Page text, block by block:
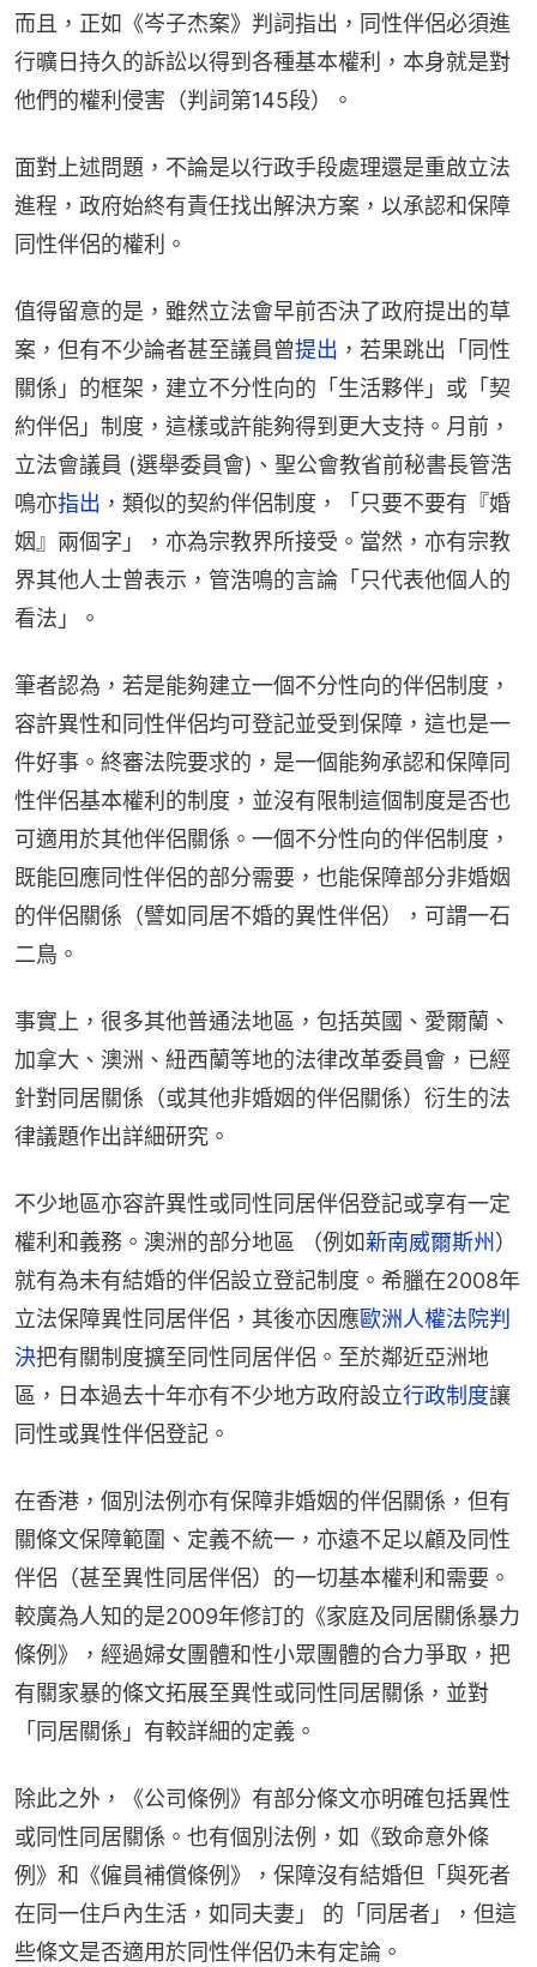
而且，正如《岑子杰案》判詞指出，同性伴侶必須進
行曠日持久的訴訟以得到各種基本權利，本身就是對
他們的權利侵害（判詞第145段）。
面對上述問題，不論是以行政手段處理還是重啟立法
進程，政府始終有責任找出解決方案，以承認和保障
同性伴侶的權利。
值得留意的是，雖然立法會早前否決了政府提出的草
案，但有不少論者甚至議員曾提出 ，若果跳出「同性
關係」的框架，建立不分性向的「生活夥伴」或「契
約伴侶」制度，這樣或許能夠得到更大支持。月前，
立法會議員 (選舉委員會)、聖公會教省前秘書長管浩
鳴亦指出 ，類似的契約伴侶制度，「只要不要有『婚
姻』兩個字」，亦為宗教界所接受。當然，亦有宗教
界其他人士曾表示，管浩鳴的言論「只代表他個人的
看法」。
筆者認為，若是能夠建立一個不分性向的伴侶制度，
容許異性和同性伴侶均可登記並受到保障，這也是一
件好事。終審法院要求的，是一個能夠承認和保障同
性伴侶基本權利的制度，並沒有限制這個制度是否也
可適用於其他伴侶關係。一個不分性向的伴侶制度，
既能回應同性伴侶的部分需要，也能保障部分非婚姻
的伴侶關係（譬如同居不婚的異性伴侶），可謂一石
二鳥。
事實上，很多其他普通法地區，包括英國、愛爾蘭、
加拿大、澳洲、紐西蘭等地的法律改革委員會，已經
針對同居關係（或其他非婚姻的伴侶關係）衍生的法
律議題作出詳細研究。
不少地區亦容許異性或同性同居伴侶登記或享有一定
權利和義務。澳洲的部分地區 （例如新南威爾斯州 ）
就有為未有結婚的伴侶設立登記制度。希臘在2008年
立法保障異性同居伴侶，其後亦因應歐洲人權法院判
決把有關制度擴至同性同居伴侶。至於鄰近亞洲地
區，日本過去十年亦有不少地方政府設立行政制度讓
同性或異性伴侶登記。
在香港，個別法例亦有保障非婚姻的伴侶關係，但有
關條文保障範圍、定義不統一，亦遠不足以顧及同性
伴侶（甚至異性同居伴侶）的一切基本權利和需要。
較廣為人知的是2009年修訂的《家庭及同居關係暴力
條例》，經過婦女團體和性小眾團體的合力爭取，把
有關家暴的條文拓展至異性或同性同居關係，並對
「同居關係」有較詳細的定義。
除此之外，《公司條例》有部分條文亦明確包括異性
或同性同居關係。也有個別法例，如《致命意外條
例》和《僱員補償條例》，保障沒有結婚但「與死者
在同一住戶內生活，如同夫妻」 的「同居者」，但這
些條文是否適用於同性伴侶仍未有定論。